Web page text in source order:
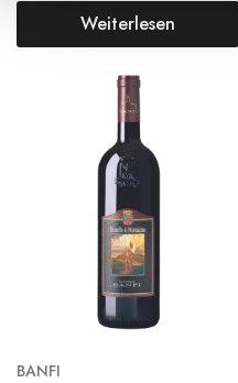
Weiterlesen
BANFI